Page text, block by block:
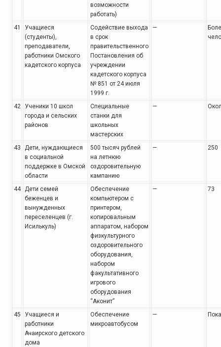
возможности
работать)
41
Учащиеся
(студенты),
преподаватели,
работники Омского
кадетского корпуса
Содействие выхода
в срок
правительственного
Постановления об
учреждении
кадетского корпуса
№ 851 от 24 июля
1999 г.
—
42
Ученики 10 школ
города и сельских
районов
Специальные
станки для
школьных
мастерских
—
43
Дети, нуждающиеся
в социальной
поддержке в Омской
области
500 тысяч рублей
на летнюю
оздоровительную
кампанию
— 250
44 Дети семей
беженцев и
вынужденных
переселенцев (г.
Исилькуль)
Обеспечение
компьютером с
принтером,
копировальным
аппаратом, набором
физкультурного
оздоровительного
оборудования,
набором
факультативного
игрового
оборудования
“Аконит”
— 73
45
Учащиеся и
работники
Ачаирского детского
дома
Обеспечение
микроавтобусом
—